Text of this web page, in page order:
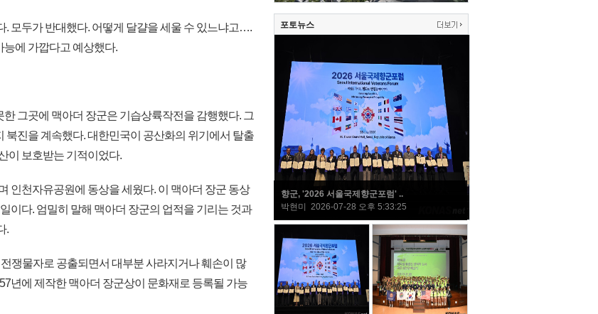
모두가 반대했다. 어떻게 달걀을 세울 수 있느냐고….
에 가깝다고 예상했다.
그곳에 맥아더 장군은 기습상륙작전을 감행했다. 그
진을 계속했다. 대한민국이 공산화의 위기에서 탈출
이 보호받는 기적이었다.
인천자유공원에 동상을 세웠다. 이 맥아더 장군 동상
이다. 엄밀히 말해 맥아더 장군의 업적을 기리는 것과
.
쟁물자로 공출되면서 대부분 사라지거나 훼손이 많
년에 제작한 맥아더 장군상이 문화재로 등록될 가능
포토뉴스
향군, '2026 서울국제향군포럼' ..
박현미 2026-07-28 오후 5:33:25